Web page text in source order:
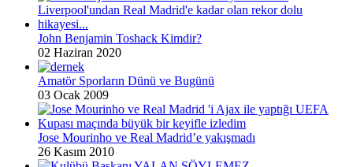
John Benjamin Toshack Kimdir?
02 Haziran 2020
Amatör Sporların Dünü ve Bugünü
03 Ocak 2009
Jose Mourinho ve Real Madrid’e yakışmadı
26 Kasım 2010